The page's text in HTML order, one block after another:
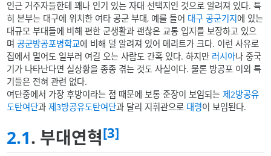
인근 거주자들한테 꽤나 인기 있는 자대 선택지인 것으로 알려져 있다. 특
히 본부는 대구에 위치한 여타 공군 부대, 예를 들어 대구 공군기지 에 있는
대규모 부대들에 비해 편한 군생활과 괜찮은 교통 입지를 보장하고 있으
며공군방공포병학교에 비해 덜 알려져 있어 메리트가 크다. 이런 사유로
집에서 멀어도 일부러 여길 오는 사람도 간혹 있다. 하지만 러시아나 중국
기가 나타난다면 실상황을 종종 겪는 것도 사실이다. 물론 방공포 이외 특
기들은 전혀 관련 없다.
여단중에서 가장 후방이라는 점 때문에 보통 준장이 보임되는제2방공유
도탄여단과제3방공유도탄여단과 달리 지휘관으로 대령이 보임된다.
2.1. 부대연혁[3]